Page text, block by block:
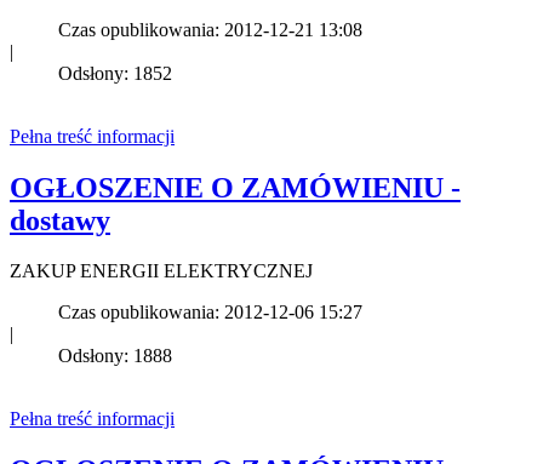
Czas opublikowania: 2012-12-21 13:08
|
Odsłony: 1852
Pełna treść informacji
OGŁOSZENIE O ZAMÓWIENIU -
dostawy
ZAKUP ENERGII ELEKTRYCZNEJ
Czas opublikowania: 2012-12-06 15:27
Odsłony: 1888
Pełna treść informacji